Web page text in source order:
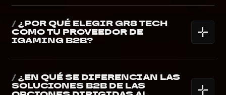
/¿POR QUÉ ELEGIR GR8 TECH
COMO TU PROVEEDOR DE
IGAMING B2B?
/¿EN QUÉ SE DIFERENCIAN LAS
SOLUCIONES B2B DE LAS